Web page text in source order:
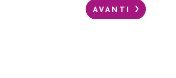
AVANTI